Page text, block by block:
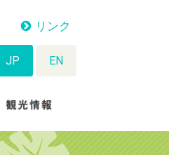
リンク
JP EN